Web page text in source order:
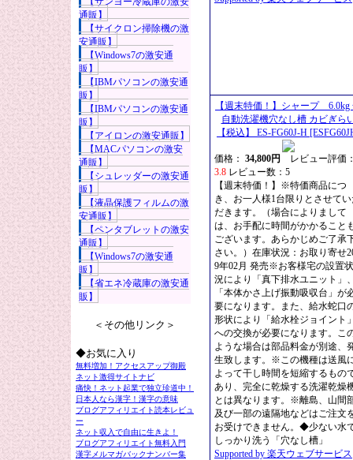
通販】
【サイクロン掃除機の激
安通販】
【Windows7の激安通
販】
【IBMパソコンの激安通
販】
【IBMパソコンの激安通
販】
【アイロンの激安通販】
【MACパソコンの激安
通販】
【シュレッダーの激安通
販】
【液晶保護フィルムの激
安通販】
【ペンタブレットの激安
通販】
【Windows7の激安通
販】
【省エネ冷蔵庫の激安通
販】
＜その他リンク＞
◆お気に入り
無料増加！アクセスアップ御殿
ネット激得サイトナビ
痛快！ネット起業で独立珍道中！
日本人なら漢字！漢字の意味
ブログアフィリエイト読本レビュ
ー
ネット収入で自由に生きよ！
ブログアフィリエイト無料入門
漢字メルマガバックナンバー集
【週末特価！】シャープ 6.0kg
自動洗濯機穴なし槽 カビぎら
【税込】 ES-FG60J-H
価格： 34,800円
レビュー評価
3.8 レビュー数：5
【週末特価！】※特価商品につ
き、お一人様1台限りとさせて
だきます。（場合によりまして
は、お手配に時間がかかること
ございます。あらかじめご了承
さい。）在庫状況：お取り寄せ
9年02月 発売※お客様宅の設置状
況により「真下排水ユニット」
「本体かさ上げ振動吸収台」が
要になります。また、給水蛇口
形状により「給水栓ジョイント
への交換が必要になります。こ
ような場合は部品料金が別途、
生致します。※この機種は送風
よって干し時間を短縮するもの
あり、完全に乾燥する洗濯乾燥
とは異なります。※離島、山間
及び一部の遠隔地などはご注文
お受けできません。◆少ない水
しっかり洗う「穴なし槽」
Supported by 楽天ウェブサービス